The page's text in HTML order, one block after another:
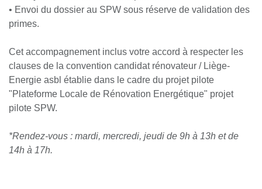
• Envoi du dossier au SPW sous réserve de validation des
primes.
Cet accompagnement inclus votre accord à respecter les
clauses de la convention candidat rénovateur / Liège-
Energie asbl établie dans le cadre du projet pilote
"Plateforme Locale de Rénovation Energétique" projet
pilote SPW.
*Rendez-vous : mardi, mercredi, jeudi de 9h à 13h et de
14h à 17h.